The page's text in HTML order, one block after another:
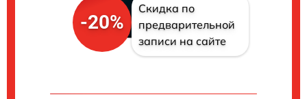
-20%
Скидка по
предварительной
записи на сайте